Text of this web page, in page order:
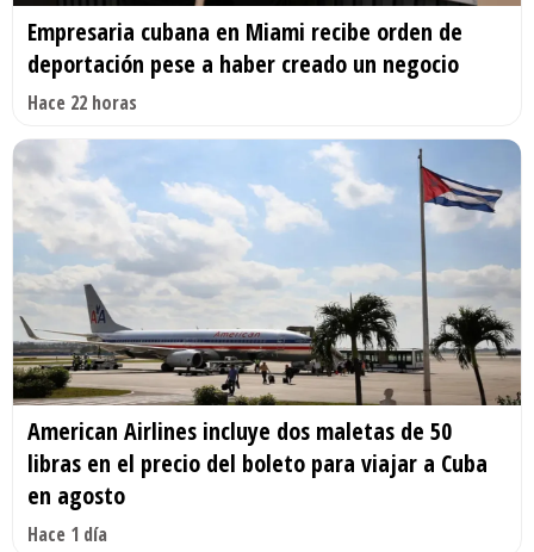
Empresaria cubana en Miami recibe orden de
deportación pese a haber creado un negocio
Hace 22 horas
American Airlines incluye dos maletas de 50
libras en el precio del boleto para viajar a Cuba
en agosto
Hace 1 día